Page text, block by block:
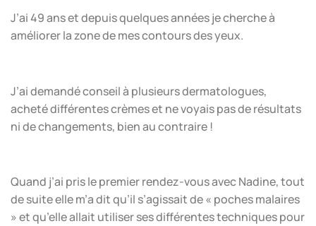
J’ai 49 ans et depuis quelques années je cherche à
améliorer la zone de mes contours des yeux.
J’ai demandé conseil à plusieurs dermatologues,
acheté différentes crèmes et ne voyais pas de résultats
ni de changements, bien au contraire !
Quand j’ai pris le premier rendez-vous avec Nadine, tout
de suite elle m’a dit qu’il s’agissait de « poches malaires
» et qu’elle allait utiliser ses différentes techniques pour